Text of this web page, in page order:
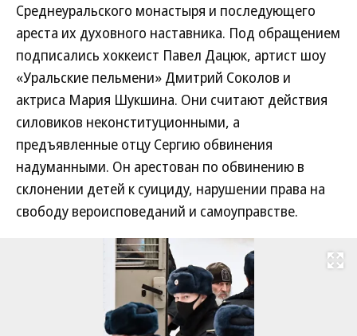
Среднеуральского монастыря и последующего
ареста их духовного наставника. Под обращением
подписались хоккеист Павел Дацюк, артист шоу
«Уральские пельмени» Дмитрий Соколов и
актриса Мария Шукшина. Они считают действия
силовиков неконституционными, а
предъявленные отцу Сергию обвинения
надуманными. Он арестован по обвинению в
склонении детей к суициду, нарушении права на
свободу вероисповеданий и самоуправстве.
Развернуть